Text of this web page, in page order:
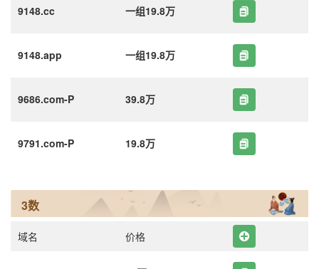
9148.cc 一组19.8万
9148.app 一组19.8万
9686.com-P 39.8万
9791.com-P 19.8万
3数
域名 价格